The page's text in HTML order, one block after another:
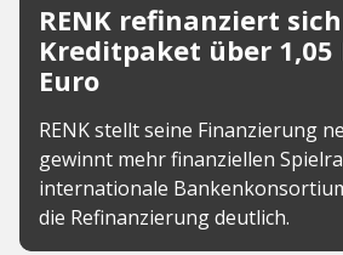
RENK refinanziert
Kreditpaket über
Euro
RENK stellt seine Finanzierung
gewinnt mehr finanziellen
internationale
die Refinanzierung deutlich.